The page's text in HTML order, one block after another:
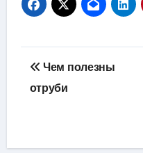
Навигация
по
Чем полезны
отруби